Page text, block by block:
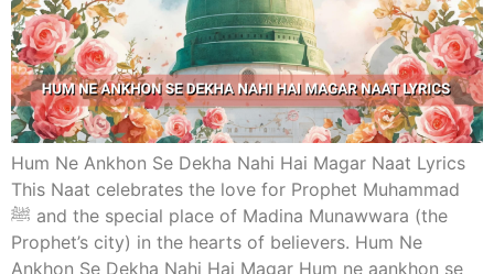
Hum Ne Ankhon Se Dekha Nahi Hai Magar Naat Lyrics
This Naat celebrates the love for Prophet Muhammad
ﷺ and the special place of Madina Munawwara (the
Prophet’s city) in the hearts of believers. Hum Ne
Ankhon Se Dekha Nahi Hai Magar Hum ne aankhon se